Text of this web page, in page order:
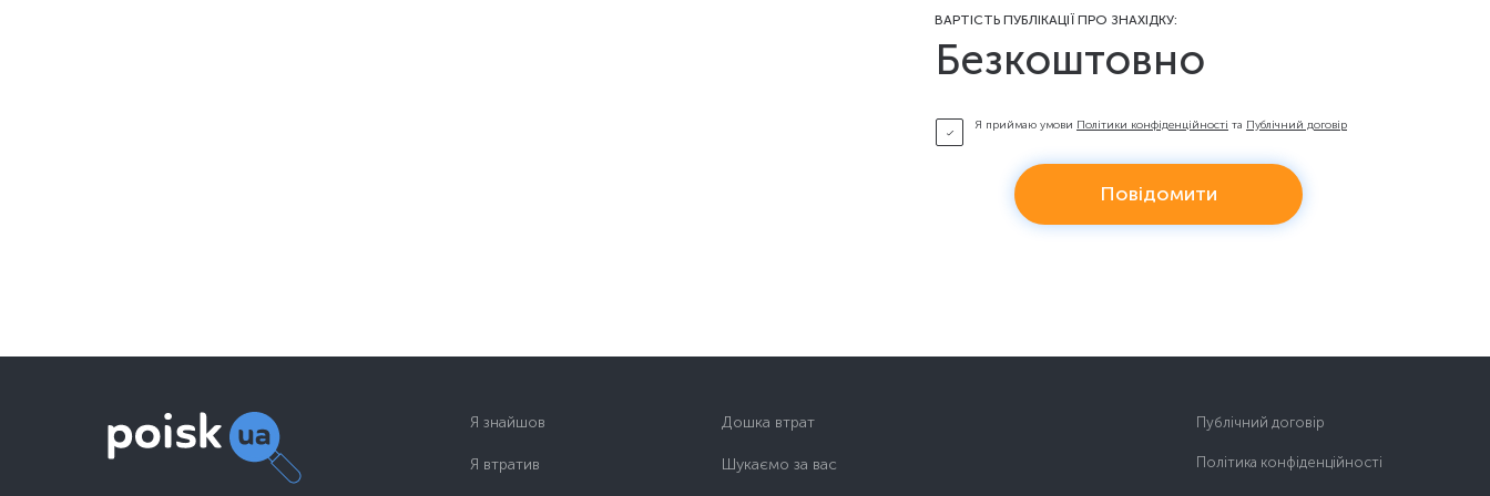
ВАРТІСТЬ ПУБЛІКАЦІЇ ПРО ЗНАХІДКУ:
Безкоштовно
Я приймаю умови Політики конфіденційності та Публічний договір
Повідомити
Я знайшов
Я втратив
Дошка втрат
Шукаємо за вас
Публічний договір
Політика конфіденційності